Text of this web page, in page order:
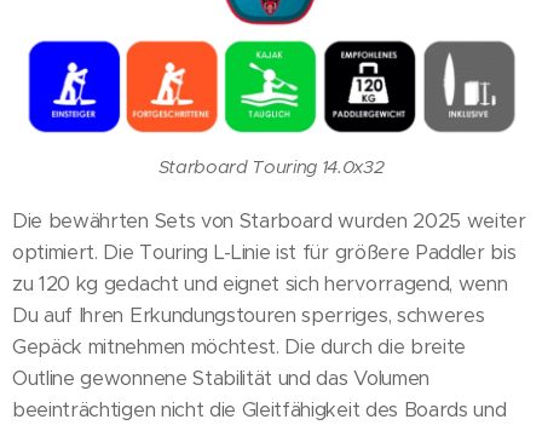
Starboard Touring 14.0x32
Die bewährten Sets von Starboard wurden 2025 weiter
optimiert. Die Touring L-Linie ist für größere Paddler bis
zu 120 kg gedacht und eignet sich hervorragend, wenn
Du auf Ihren Erkundungstouren sperriges, schweres
Gepäck mitnehmen möchtest. Die durch die breite
Outline gewonnene Stabilität und das Volumen
beeinträchtigen nicht die Gleitfähigkeit des Boards und